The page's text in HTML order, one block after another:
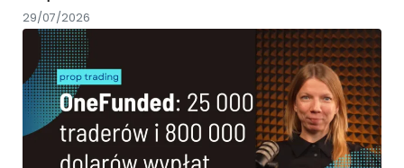
29/07/2026